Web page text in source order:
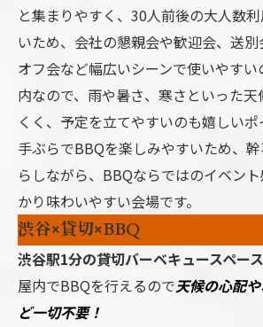
と集まりやすく、30人前後の大人数
いため、会社の懇親会や歓迎会、送別
オフ会など幅広いシーンで使いやすい
内なので、雨や暑さ、寒さといった
くく、予定を立てやすいのも嬉しいポ
手ぶらでBBQを楽しみやすいため、
らしながら、BBQならではのイベン
かり味わいやすい会場です。
渋谷×貸切×BBQ
渋谷駅1分の貸切バーベキュースペース
屋内でBBQを行えるので天候の心配
ど一切不要！